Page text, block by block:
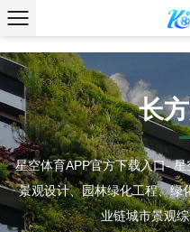
、
长
星空体育APP官方下载入口-
景观设计、园林绿化工程、绿
业链城市景观